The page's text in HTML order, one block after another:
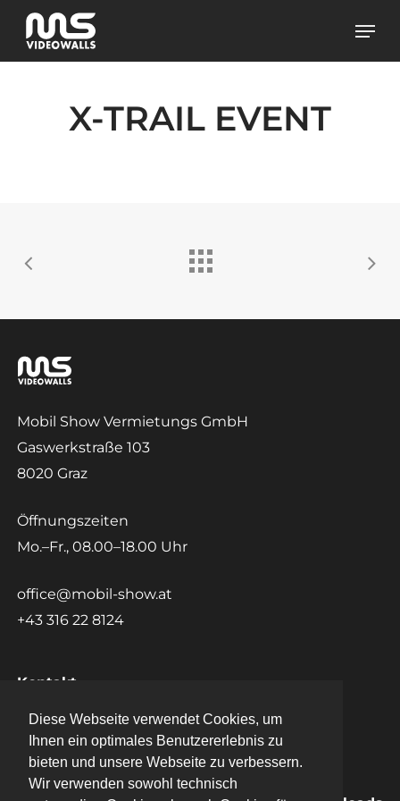
Skip
main
Menu
X-TRAIL EVENT
Mobil Show Vermietungs GmbH
Gaswerkstraße 103
8020 Graz
Öffnungszeiten
Mo.–Fr., 08.00–18.00 Uhr
office@mobil-show.at
+43 316 22 8124
Kontakt
Datenschutz
Impressum
Diese Webseite verwendet Cookies, um
Ihnen ein optimales Benutzererlebnis zu
bieten und unsere Webseite zu verbessern.
Wir verwenden sowohl technisch
Diese Webseite verwendet Cookies, um
Ihnen ein optimales Benutzererlebnis zu
bieten und unsere Webseite zu verbessern.
Wir verwenden sowohl technisch